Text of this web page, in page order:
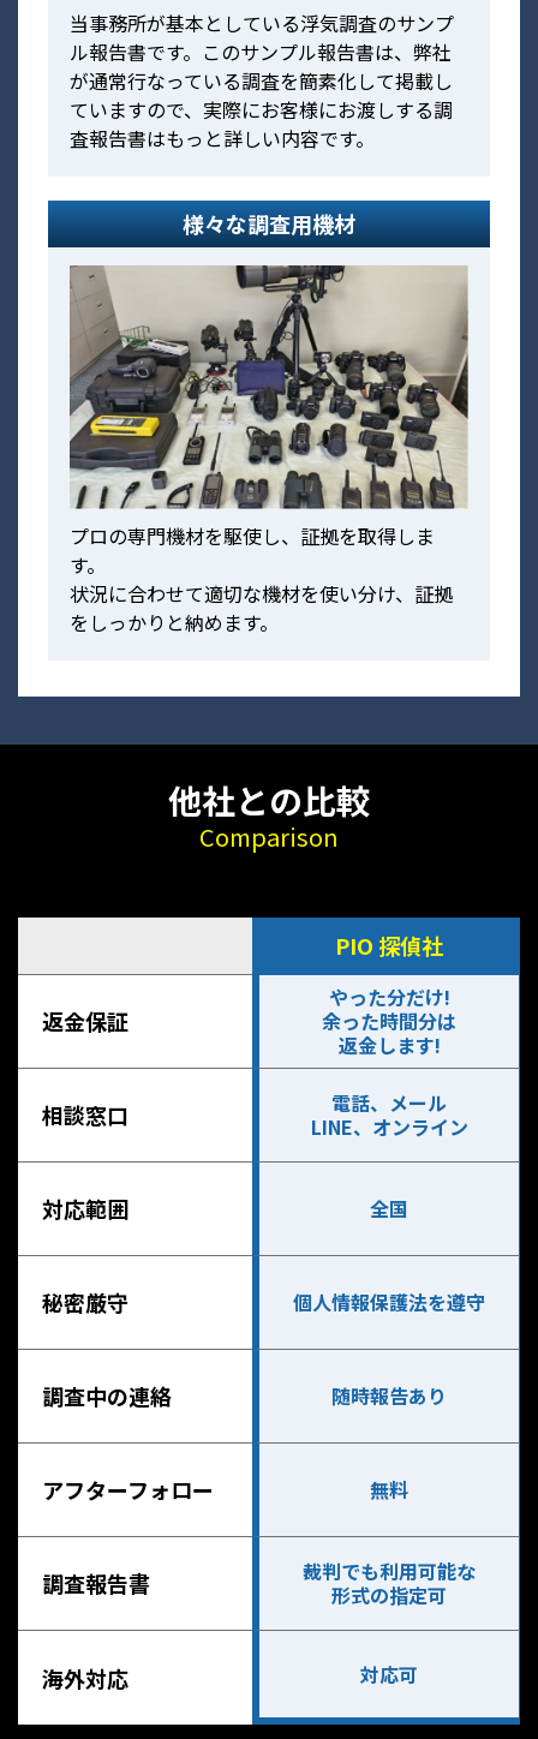
当事務所が基本としている浮気調査のサンプ
ル報告書です。このサンプル報告書は、弊社
が通常行なっている調査を簡素化して掲載し
ていますので、実際にお客様にお渡しする調
査報告書はもっと詳しい内容です。
様々な調査用機材
プロの専門機材を駆使し、証拠を取得しま
す。
状況に合わせて適切な機材を使い分け、証拠
をしっかりと納めます。
他社との比較
Comparison
PIO 探偵社
返金保証
やった分だけ!
余った時間分は
返金します!
相談窓口
電話、メール
LINE、オンライン
対応範囲 全国
秘密厳守 個人情報保護法を遵守
調査中の連絡 随時報告あり
アフターフォロー 無料
調査報告書
裁判でも利用可能な
形式の指定可
海外対応 対応可